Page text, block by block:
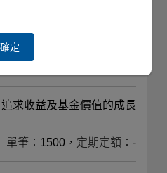
追求收益及基金價值的成長
單筆：1500，定期定額：-
確定